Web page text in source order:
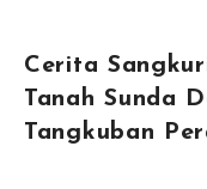
Cerita
Tanah Sunda
Tangkuban